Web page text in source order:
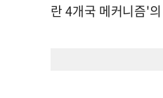
란 4개국 메커니즘'